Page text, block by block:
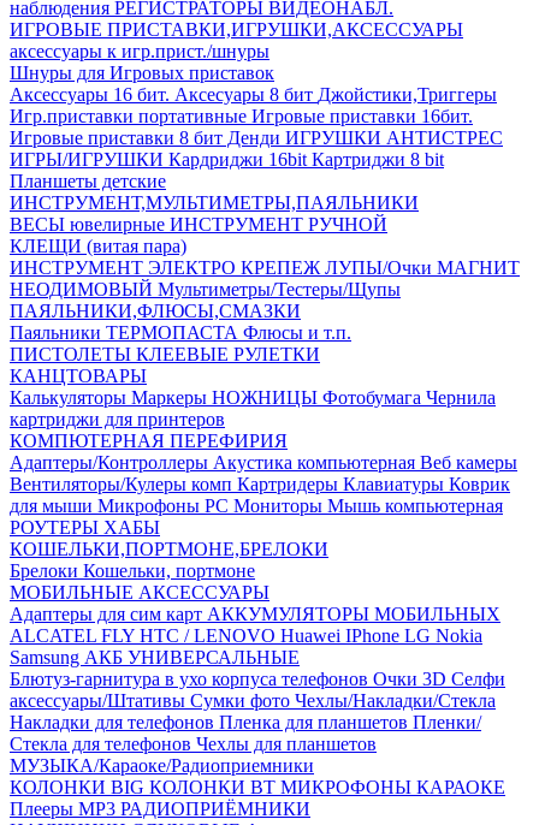
наблюдения РЕГИСТРАТОРЫ ВИДЕОНАБЛ.
ИГРОВЫЕ ПРИСТАВКИ,ИГРУШКИ,АКСЕССУАРЫ
аксесcуары к игр.прист./шнуры
Шнуры для Игровых приставок
Аксессуары 16 бит. Аксесуары 8 бит Джойстики,Триггеры
Игр.приставки портативные Игровые приставки 16бит.
Игровые приставки 8 бит Денди ИГРУШКИ АНТИСТРЕС
ИГРЫ/ИГРУШКИ Кардриджи 16bit Картриджи 8 bit
Планшеты детские
ИНСТРУМЕНТ,МУЛЬТИМЕТРЫ,ПАЯЛЬНИКИ
ВЕСЫ ювелирные ИНСТРУМЕНТ РУЧНОЙ
КЛЕЩИ (витая пара)
ИНСТРУМЕНТ ЭЛЕКТРО КРЕПЕЖ ЛУПЫ/Очки МАГНИТ
НЕОДИМОВЫЙ Мультиметры/Тестеры/Щупы
ПАЯЛЬНИКИ,ФЛЮСЫ,СМАЗКИ
Паяльники ТЕРМОПАСТА Флюсы и т.п.
ПИСТОЛЕТЫ КЛЕЕВЫЕ РУЛЕТКИ
КАНЦТОВАРЫ
Калькуляторы Маркеры НОЖНИЦЫ Фотобумага Чернила
картриджи для принтеров
КОМПЮТЕРНАЯ ПЕРЕФИРИЯ
Адаптеры/Контроллеры Акустика компьютерная Веб камеры
Вентиляторы/Кулеры комп Картридеры Клавиатуры Коврик
для мыши Микрофоны PC Мониторы Мышь компьютерная
РОУТЕРЫ ХАБЫ
КОШЕЛЬКИ,ПОРТМОНЕ,БРЕЛОКИ
Брелоки Кошельки, портмоне
МОБИЛЬНЫЕ АКСЕССУАРЫ
Адаптеры для сим карт АККУМУЛЯТОРЫ МОБИЛЬНЫХ
ALCATEL FLY HTC / LENOVO Huawei IPhone LG Nokia
Samsung АКБ УНИВЕРСАЛЬНЫЕ
Блютуз-гарнитура в ухо корпуса телефонов Очки 3D Селфи
аксессуары/Штативы Сумки фото Чехлы/Накладки/Стекла
Накладки для телефонов Пленка для планшетов Пленки/
Стекла для телефонов Чехлы для планшетов
МУЗЫКА/Караоке/Радиоприемники
КОЛОНКИ BIG КОЛОНКИ BT МИКРОФОНЫ КАРАОКЕ
Плееры MP3 РАДИОПРИЁМНИКИ